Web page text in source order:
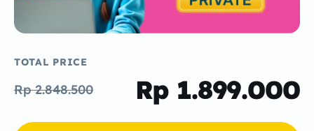
TOTAL PRICE
Rp 2.848.500 Rp 1.899.000